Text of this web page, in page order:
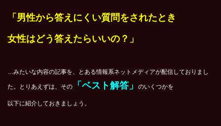
「男性から答えにくい質問をされたとき
女性はどう答えたらいいの？」
…みたいな内容の記事を、とある情報系ネットメディアが配信しておりまし
た。とりあえずは、その 「ベスト解答」 のいくつかを
以下に紹介しておきましょう。